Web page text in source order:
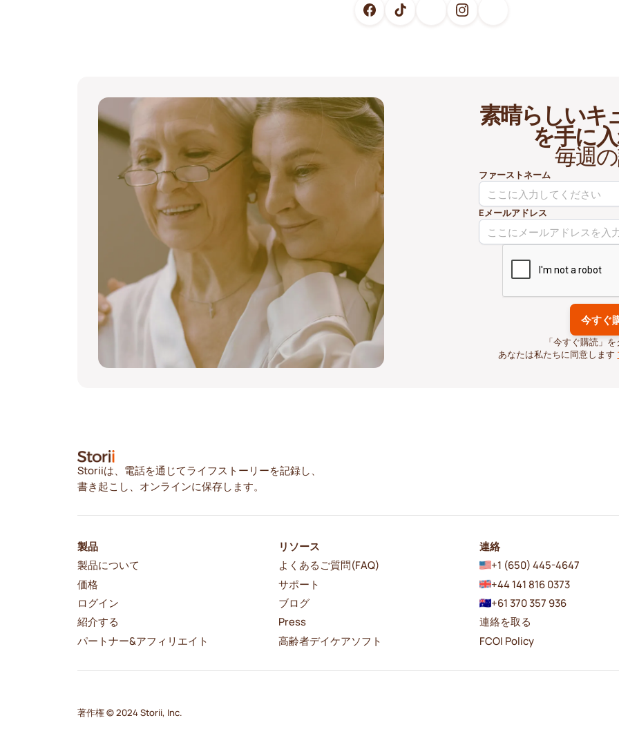
素晴らしいキ
を手に
毎週
ファーストネーム
Eメールアドレス
「今すぐ購読」
あなたは私たちに同意します
Storiiは、電話を通じてライフストーリーを記録し、
書き起こし、オンラインに保存します。
製品
製品について
価格
ログイン
紹介する
パートナー&アフィリエイト
リソース
よくあるご質問(FAQ)
サポート
ブログ
Press
高齢者デイケアソフト
連絡
+1 (650) 445-4647
+44 141 816 0373
+61 370 357 936
連絡を取る
FCOI Policy
著作権 © 2024 Storii, Inc.